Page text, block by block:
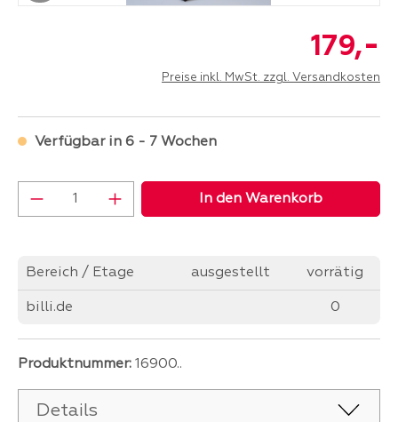
179,-
Preise inkl. MwSt. zzgl. Versandkosten
Verfügbar in 6 - 7 Wochen
Produkt Anzahl: Gib den gewünschten
In den Warenkorb
Bereich / Etage ausgestellt vorrätig
billi.de 0
Produktnummer: 16900..
Details